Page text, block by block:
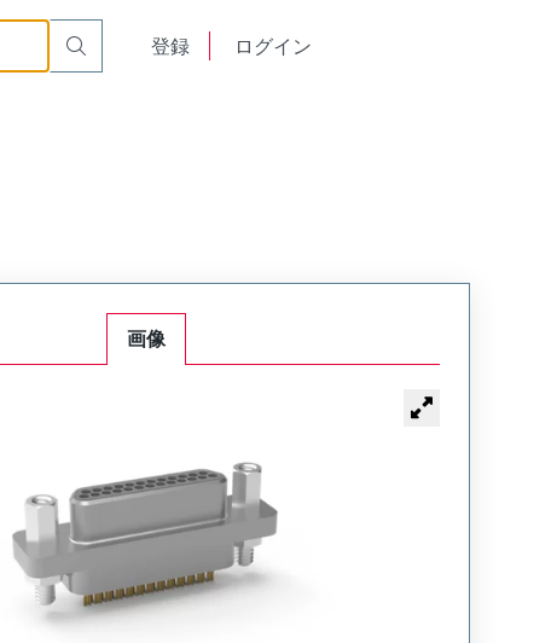
登録 ログイン
画像